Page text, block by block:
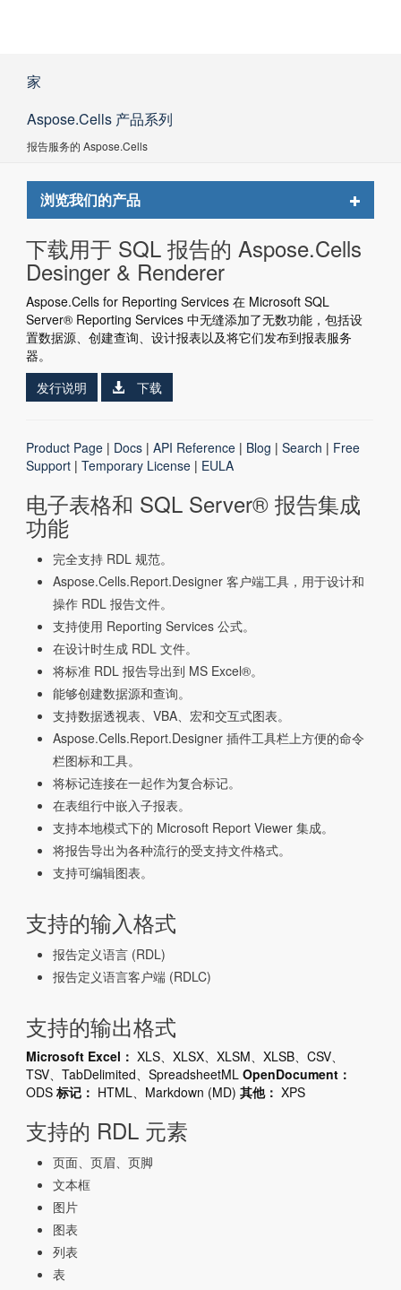
家
Aspose.Cells 产品系列
报告服务的 Aspose.Cells
浏览我们的产品
Toggle
下载用于 SQL 报告的 Aspose.Cells
Desinger & Renderer
Aspose.Cells for Reporting Services 在 Microsoft SQL
Server® Reporting Services 中无缝添加了无数功能，包括设
置数据源、创建查询、设计报表以及将它们发布到报表服务
器。
发行说明
下载
Product Page | Docs | API Reference | Blog | Search | Free
Support | Temporary License | EULA
电子表格和 SQL Server® 报告集成
功能
完全支持 RDL 规范。
Aspose.Cells.Report.Designer 客户端工具，用于设计和
操作 RDL 报告文件。
支持使用 Reporting Services 公式。
在设计时生成 RDL 文件。
将标准 RDL 报告导出到 MS Excel®。
能够创建数据源和查询。
支持数据透视表、VBA、宏和交互式图表。
Aspose.Cells.Report.Designer 插件工具栏上方便的命令
栏图标和工具。
将标记连接在一起作为复合标记。
在表组行中嵌入子报表。
支持本地模式下的 Microsoft Report Viewer 集成。
将报告导出为各种流行的受支持文件格式。
支持可编辑图表。
支持的输入格式
报告定义语言 (RDL)
报告定义语言客户端 (RDLC)
支持的输出格式
Microsoft Excel： XLS、XLSX、XLSM、XLSB、CSV、
TSV、TabDelimited、SpreadsheetML OpenDocument：
ODS 标记： HTML、Markdown (MD) 其他： XPS
支持的 RDL 元素
页面、页眉、页脚
文本框
图片
图表
列表
表